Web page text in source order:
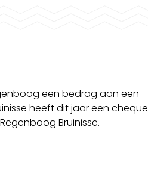
een bedrag aan een
heeft dit jaar een cheque
Bruinisse.